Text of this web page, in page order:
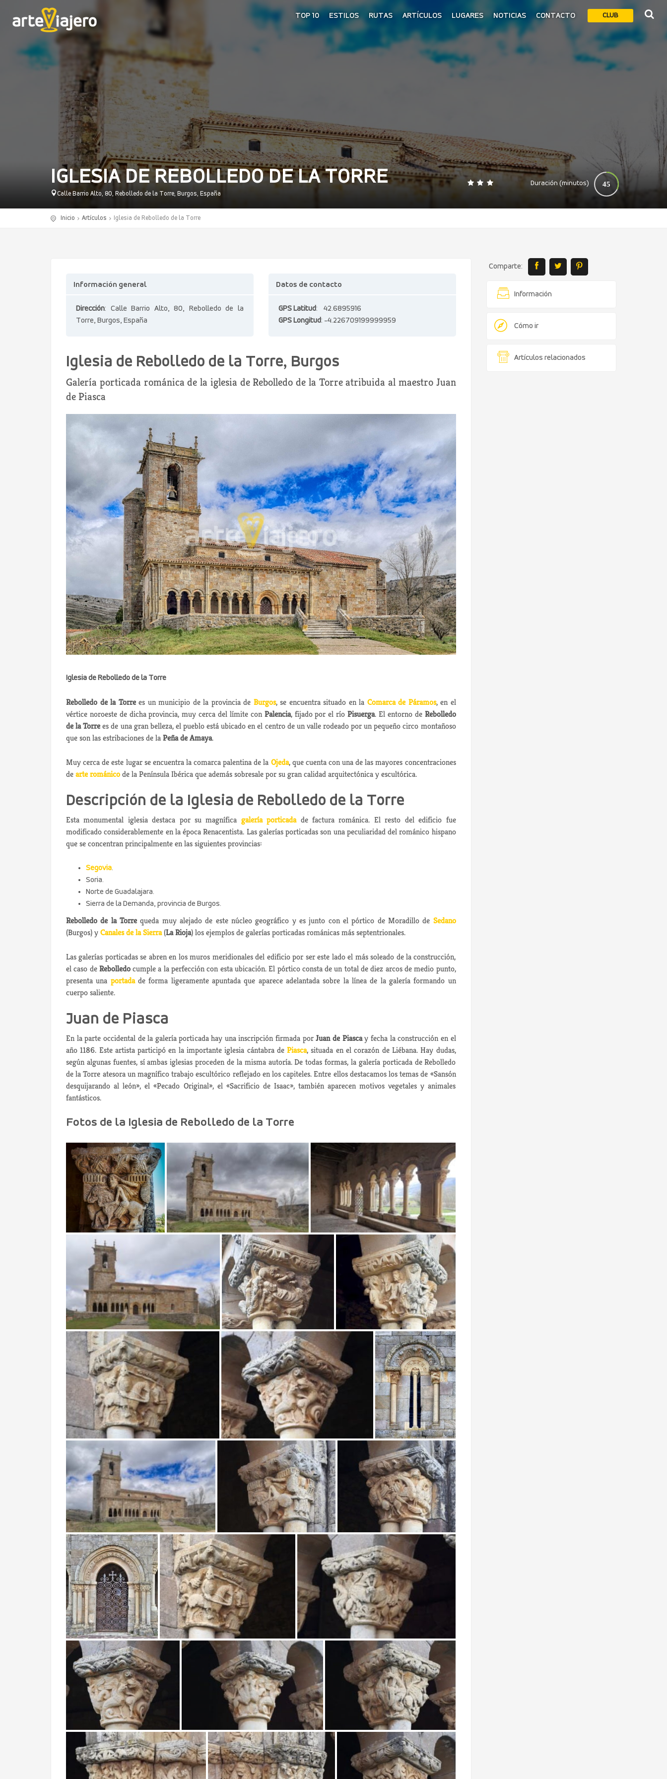
CLUB
TOP 10 ESTILOS RUTAS ARTÍCULOS LUGARES NOTICIAS CONTACTO
IGLESIA DE REBOLLEDO DE LA TORRE
Calle Barrio Alto, 80, Rebolledo de la Torre, Burgos, España
Duración (minutos) 45
0 140
Inicio Artículos Iglesia de Rebolledo de la Torre
Comparte:
Información
Cómo ir
Artículos relacionados
Información general
Dirección: Calle Barrio Alto, 80, Rebolledo de la
Torre, Burgos, España
Datos de contacto
GPS Latitud: 42.6895916
GPS Longitud: -4.226709199999959
Iglesia de Rebolledo de la Torre, Burgos
Galería porticada románica de la iglesia de Rebolledo de la Torre atribuida al maestro Juan
de Piasca
Iglesia de Rebolledo de la Torre
Rebolledo de la Torrees un municipio de la provincia de Burgos, se encuentra situado en la Comarca de Páramos, en el
vértice noroeste de dicha provincia, muy cerca del límite con Palencia, fijado por el ríoPisuerga. El entorno de Rebolledo
de la Torrees de una gran belleza, el pueblo está ubicado en el centro de un valle rodeado por un pequeño circo montañoso
que son las estribaciones de laPeña de Amaya.
Muy cerca de este lugar se encuentra la comarca palentina de la Ojeda, que cuenta con una de las mayores concentraciones
dearte románicode la Península Ibérica que además sobresale por su gran calidad arquitectónica y escultórica.
Descripción de la Iglesia de Rebolledo de la Torre
Esta monumental iglesia destaca por su magnífica galería porticadade factura románica. El resto del edificio fue
modificado considerablemente en la época Renacentista. Las galerías porticadas son una peculiaridad del románico hispano
que se concentran principalmente en las siguientes provincias:
Segovia.
Soria.
Norte de Guadalajara.
Sierra de la Demanda, provincia de Burgos.
Rebolledo de la Torrequeda muy alejado de este núcleo geográfico y es junto con el pórtico de Moradillo de Sedano
(Burgos) yCanales de la Sierra(La Rioja) los ejemplos de galerías porticadas románicas más septentrionales.
Las galerías porticadas se abren en los muros meridionales del edificio por ser este lado el más soleado de la construcción,
el caso deRebolledocumple a la perfección con esta ubicación. El pórtico consta de un total de diez arcos de medio punto,
presenta una portadade forma ligeramente apuntada que aparece adelantada sobre la línea de la galería formando un
cuerpo saliente.
Juan de Piasca
En la parte occidental de la galería porticada hay una inscripción firmada porJuan de Piascay fecha la construcción en el
año 1186. Este artista participó en la importante iglesia cántabra dePiasca, situada en el corazón de Liébana. Hay dudas,
según algunas fuentes, sí ambas iglesias proceden de la misma autoría. De todas formas, la galería porticada de Rebolledo
de la Torre atesora un magnífico trabajo escultórico reflejado en los capiteles. Entre ellos destacamos los temas de «Sansón
desquijarando al león», el «Pecado Original», el «Sacrificio de Isaac», también aparecen motivos vegetales y animales
fantásticos.
Fotos de la Iglesia de Rebolledo de la Torre